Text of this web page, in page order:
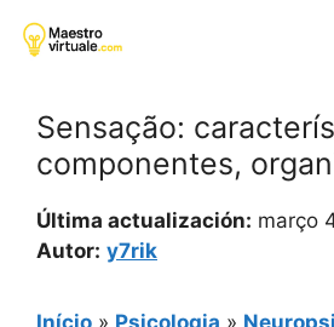
para
Sensação:
componentes,
Última actualización: março
Autor: y7rik
Início » Psicologia »